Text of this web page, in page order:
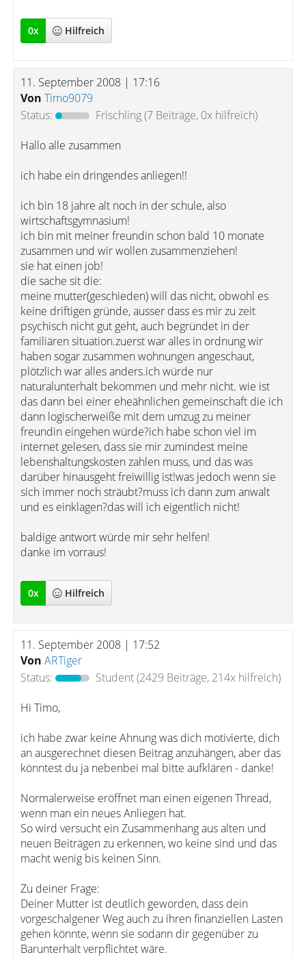
0x Hilfreich
11. September 2008 | 17:16
Von Timo9079
Status:
Frischling(7 Beiträge, 0x hilfreich)
Hallo alle zusammen
ich habe ein dringendes anliegen!!
ich bin 18 jahre alt noch in der schule, also
wirtschaftsgymnasium!
ich bin mit meiner freundin schon bald 10 monate
zusammen und wir wollen zusammenziehen!
sie hat einen job!
die sache sit die:
meine mutter(geschieden) will das nicht, obwohl es
keine driftigen gründe, ausser dass es mir zu zeit
psychisch nicht gut geht, auch begründet in der
familiären situation.zuerst war alles in ordnung wir
haben sogar zusammen wohnungen angeschaut,
plötzlich war alles anders.ich würde nur
naturalunterhalt bekommen und mehr nicht. wie ist
das dann bei einer eheähnlichen gemeinschaft die ich
dann logischerweiße mit dem umzug zu meiner
freundin eingehen würde?ich habe schon viel im
internet gelesen, dass sie mir zumindest meine
lebenshaltungskosten zahlen muss, und das was
darüber hinausgeht freiwillig ist!was jedoch wenn sie
sich immer noch sträubt?muss ich dann zum anwalt
und es einklagen?das will ich eigentlich nicht!
baldige antwort würde mir sehr helfen!
danke im vorraus!
0x Hilfreich
11. September 2008 | 17:52
Von ARTiger
Status:
Student(2429 Beiträge, 214x hilfreich)
Hi Timo,
ich habe zwar keine Ahnung was dich motivierte, dich
an ausgerechnet diesen Beitrag anzuhängen, aber das
könntest du ja nebenbei mal bitte aufklären - danke!
Normalerweise eröffnet man einen eigenen Thread,
wenn man ein neues Anliegen hat.
So wird versucht ein Zusammenhang aus alten und
neuen Beiträgen zu erkennen, wo keine sind und das
macht wenig bis keinen Sinn.
Zu deiner Frage:
Deiner Mutter ist deutlich geworden, dass dein
vorgeschalgener Weg auch zu ihren finanziellen Lasten
gehen könnte, wenn sie sodann dir gegenüber zu
Barunterhalt verpflichtet wäre.